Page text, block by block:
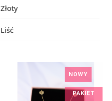
Złoty
Liść
NOWY
PAKIET